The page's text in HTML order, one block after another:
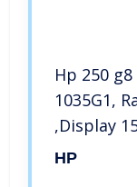
Hp 250
1035G1,
,Display
Windows
HP